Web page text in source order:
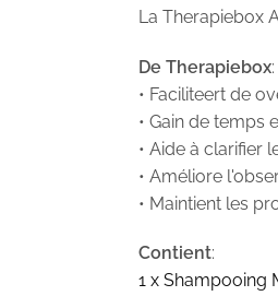
La Therapiebox
De Therapiebox:
• Faciliteert de
• Gain de temps
• Aide à clarifier
• Améliore
• Maintient les
Contient:
1 x Shampooing